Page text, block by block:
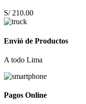
S/210.00
Envió de Productos
A todo Lima
Pagos Online